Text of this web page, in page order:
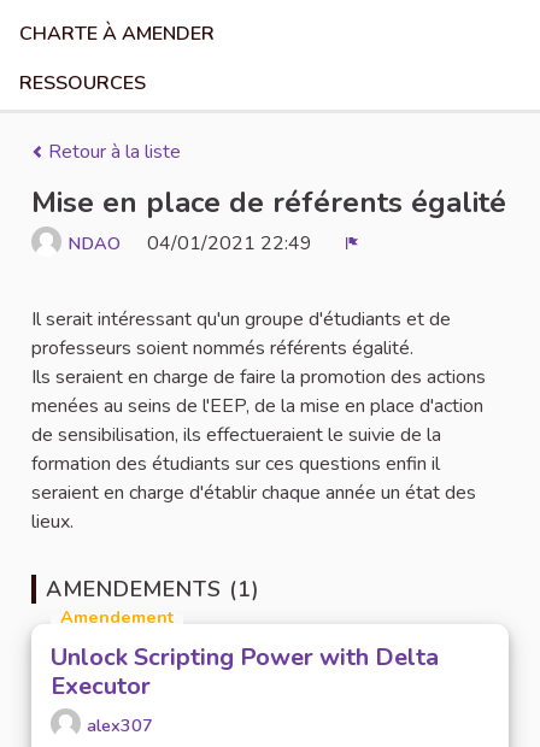
CHARTE À AMENDER
RESSOURCES
Retour à la liste
Mise en place de référents égalité
NDAO 04/01/2021 22:49
Il serait intéressant qu'un groupe d'étudiants et de
professeurs soient nommés référents égalité.
Ils seraient en charge de faire la promotion des actions
menées au seins de l'EEP, de la mise en place d'action
de sensibilisation, ils effectueraient le suivie de la
formation des étudiants sur ces questions enfin il
seraient en charge d'établir chaque année un état des
lieux.
AMENDEMENTS (1)
Amendement
Unlock Scripting Power with Delta
Executor
alex307